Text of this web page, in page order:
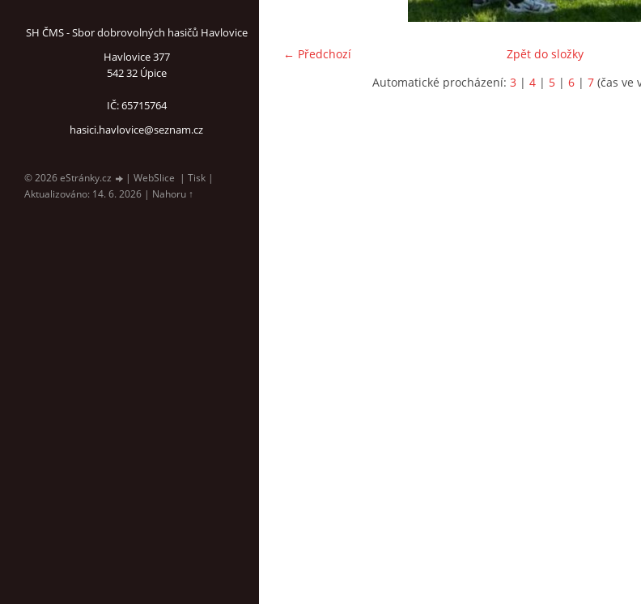
SH ČMS - Sbor dobrovolných hasičů Havlovice
Havlovice 377
542 32 Úpice
IČ: 65715764
hasici.havlovice@seznam.cz
© 2026 eStránky.cz | WebSlice | Tisk |
Aktualizováno: 14. 6. 2026 | Nahoru ↑
← Předchozí
Zpět do složky
Automatické procházení: 3 | 4 | 5 | 6 | 7 (čas ve